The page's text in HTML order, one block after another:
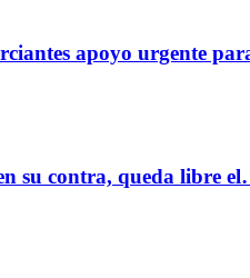
apoyo urgente
su contra, queda libre